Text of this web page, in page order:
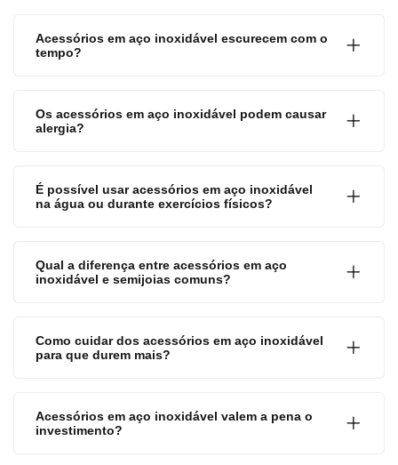
Acessórios em aço inoxidável escurecem com o
tempo?
Os acessórios em aço inoxidável podem causar
alergia?
É possível usar acessórios em aço inoxidável
na água ou durante exercícios físicos?
Qual a diferença entre acessórios em aço
inoxidável e semijoias comuns?
Como cuidar dos acessórios em aço inoxidável
para que durem mais?
Acessórios em aço inoxidável valem a pena o
investimento?